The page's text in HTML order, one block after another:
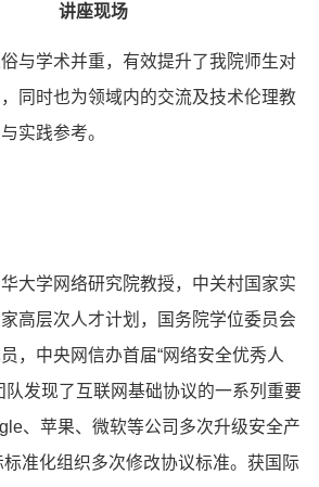
讲座现场
与学术并重，有效提升了我院师生对
同时也为领域内的交流及技术伦理教
实践参考。
大学网络研究院教授，中关村国家实
高层次人才计划，国务院学位委员会
，中央网信办首届“网络安全优秀人
队发现了互联网基础协议的一系列重要
、苹果、微软等公司多次升级安全产
准化组织多次修改协议标准。获国际